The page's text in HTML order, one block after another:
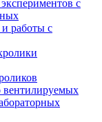
с
работы с